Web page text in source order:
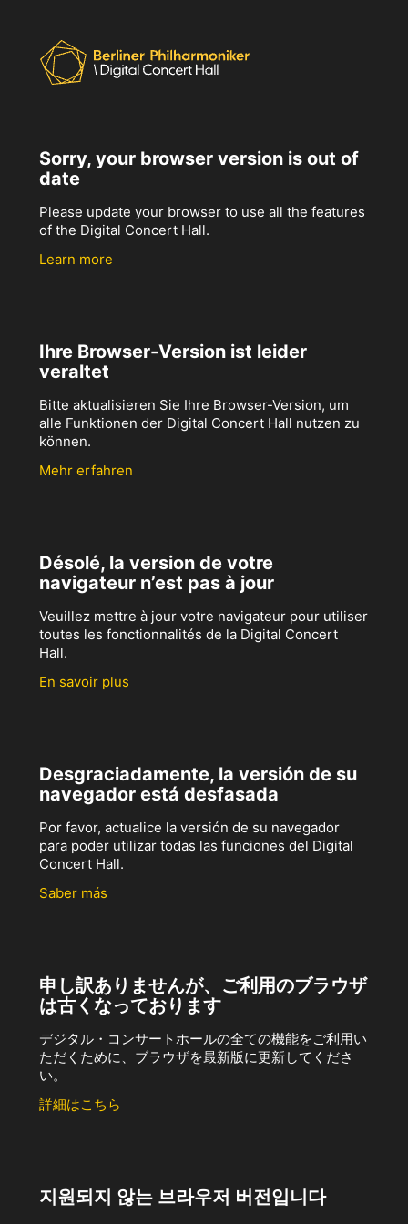
Sorry, your browser version is out of
date
Please update your browser to use all the features
of the Digital Concert Hall.
Learn more
Ihre Browser-Version ist leider
veraltet
Bitte aktualisieren Sie Ihre Browser-Version, um
alle Funktionen der Digital Concert Hall nutzen zu
können.
Mehr erfahren
Désolé, la version de votre
navigateur n’est pas à jour
Veuillez mettre à jour votre navigateur pour utiliser
toutes les fonctionnalités de la Digital Concert
Hall.
En savoir plus
Desgraciadamente, la versión de su
navegador está desfasada
Por favor, actualice la versión de su navegador
para poder utilizar todas las funciones del Digital
Concert Hall.
Saber más
申し訳ありませんが、ご利用のブラウザ
は古くなっております
デジタル・コンサートホールの全ての機能をご利用い
ただくために、ブラウザを最新版に更新してくださ
い。
詳細はこちら
지원되지 않는 브라우저 버전입니다